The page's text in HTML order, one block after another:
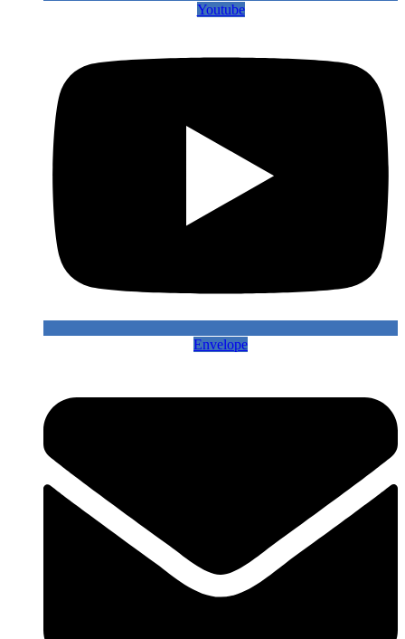
Youtube
Envelope